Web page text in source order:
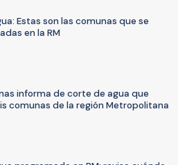
Estas son las comunas que se
en la RM
informa de corte de agua que
comunas de la región Metropolitana